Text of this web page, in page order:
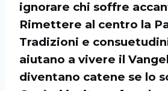
ignorare chi soffre
Rimettere al centro la
Tradizioni e
aiutano a vivere il
diventano catene se lo